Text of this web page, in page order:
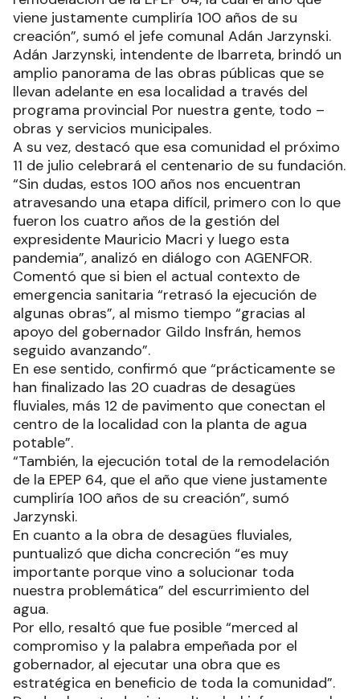
viene justamente cumpliría 100 años de su
creación”, sumó el jefe comunal Adán Jarzynski.
Adán Jarzynski, intendente de Ibarreta, brindó un
amplio panorama de las obras públicas que se
llevan adelante en esa localidad a través del
programa provincial Por nuestra gente, todo –
obras y servicios municipales.
A su vez, destacó que esa comunidad el próximo
11 de julio celebrará el centenario de su fundación.
“Sin dudas, estos 100 años nos encuentran
atravesando una etapa difícil, primero con lo que
fueron los cuatro años de la gestión del
expresidente Mauricio Macri y luego esta
pandemia”, analizó en diálogo con AGENFOR.
Comentó que si bien el actual contexto de
emergencia sanitaria “retrasó la ejecución de
algunas obras”, al mismo tiempo “gracias al
apoyo del gobernador Gildo Insfrán, hemos
seguido avanzando”.
En ese sentido, confirmó que “prácticamente se
han finalizado las 20 cuadras de desagües
fluviales, más 12 de pavimento que conectan el
centro de la localidad con la planta de agua
potable”.
“También, la ejecución total de la remodelación
de la EPEP 64, que el año que viene justamente
cumpliría 100 años de su creación”, sumó
Jarzynski.
En cuanto a la obra de desagües fluviales,
puntualizó que dicha concreción “es muy
importante porque vino a solucionar toda
nuestra problemática” del escurrimiento del
agua.
Por ello, resaltó que fue posible “merced al
compromiso y la palabra empeñada por el
gobernador, al ejecutar una obra que es
estratégica en beneficio de toda la comunidad”.